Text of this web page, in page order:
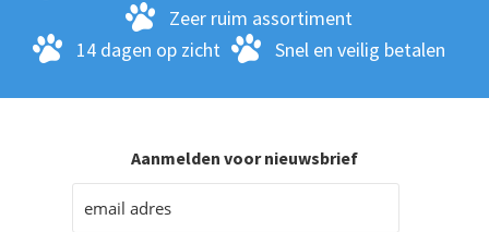
Zeer ruim assortiment
14 dagen op zicht
Snel en veilig betalen
Aanmelden voor nieuwsbrief